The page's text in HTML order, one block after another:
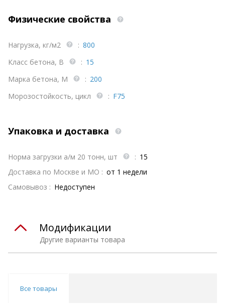
Физические свойства
Нагрузка, кг/м2 : 800
Класс бетона, В
: 15
Марка бетона, М
: 200
Морозостойкость, цикл
: F75
Упаковка и доставка
Норма загрузки а/м 20 тонн, шт : 15
Доставка по Москве и МО : от 1 недели
Самовывоз : Недоступен
Другие варианты товара
Модификации
Все товары